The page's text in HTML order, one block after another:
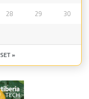
28 29 30
SET »